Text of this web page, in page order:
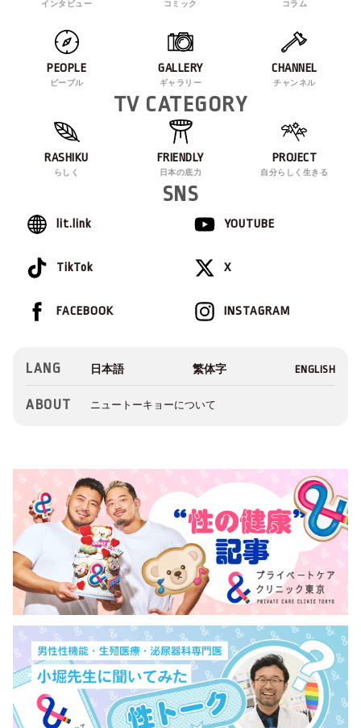
インタビュー コミック コラム
PEOPLE
ピープル
GALLERY
ギャラリー
CHANNEL
チャンネル
TV CATEGORY
RASHIKU
らしく
FRIENDLY
日本の底力
PROJECT
自分らしく生きる
SNS
lit.link YOUTUBE
TikTok X
INSTAGRAM
FACEBOOK
LANG
ABOUT ニュートーキョーについて